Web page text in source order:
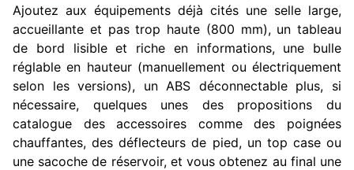
Ajoutez aux équipements déjà cités une selle large,
accueillante et pas trop haute (800 mm), un tableau
de bord lisible et riche en informations, une bulle
réglable en hauteur (manuellement ou électriquement
selon les versions), un ABS déconnectable plus, si
nécessaire, quelques unes des propositions du
catalogue des accessoires comme des poignées
chauffantes, des déflecteurs de pied, un top case ou
une sacoche de réservoir, et vous obtenez au final une